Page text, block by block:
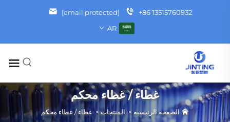
+86 13515760932
[email protected]
AR
غطاء / غطاء محكم
الصفحة الرئيسية >المنتجات>غطاء / غطاء محكم